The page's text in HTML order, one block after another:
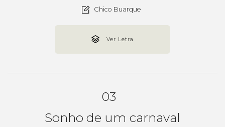
Chico Buarque
Ver Letra
03
Sonho de um carnaval